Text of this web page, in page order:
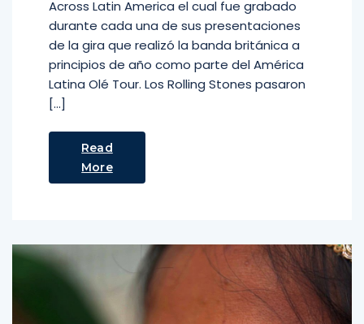
Across Latin America el cual fue grabado
durante cada una de sus presentaciones
de la gira que realizó la banda británica a
principios de año como parte del América
Latina Olé Tour. Los Rolling Stones pasaron
[…]
Read
More